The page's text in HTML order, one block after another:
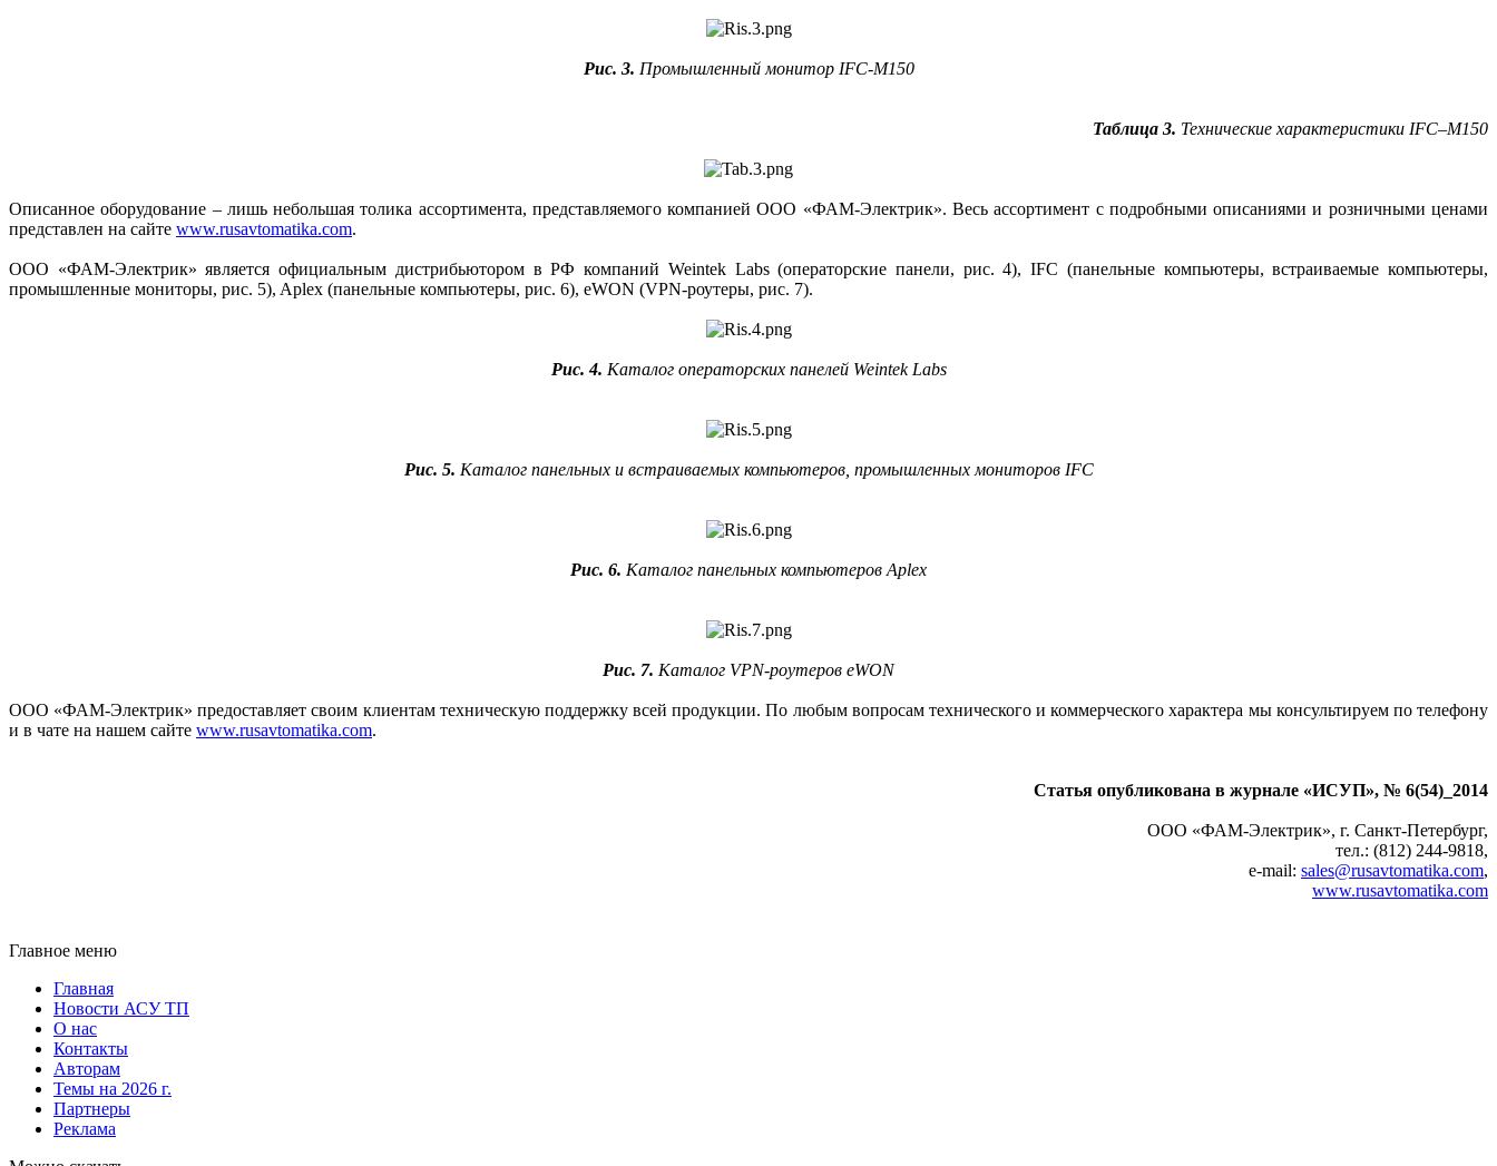
Рис. 3. Промышленный монитор IFC-M150
Таблица 3. Технические характеристики IFC–M150
Описанное оборудование – лишь небольшая толика ассортимента, представляемого компанией ООО «ФАМ-Электрик». Весь ассортимент с подробными описаниями и розничными ценами
представлен на сайте www.rusavtomatika.com.
ООО «ФАМ-Электрик» является официальным дистрибьютором в РФ компаний Weintek Labs (операторские панели, рис. 4), IFC (панельные компьютеры, встраиваемые компьютеры,
промышленные мониторы, рис. 5), Aplex (панельные компьютеры, рис. 6), eWON (VPN-роутеры, рис. 7).
Рис. 4. Каталог операторских панелей Weintek Labs
Рис. 5. Каталог панельных и встраиваемых компьютеров, промышленных мониторов IFC
Рис. 6. Каталог панельных компьютеров Aplex
Рис. 7. Каталог VPN-роутеров eWON
ООО «ФАМ-Электрик» предоставляет своим клиентам техническую поддержку всей продукции. По любым вопросам технического и коммерческого характера мы консультируем по телефону
и в чате на нашем сайте www.rusavtomatika.com.
Статья опубликована в журнале «ИСУП», № 6(54)_2014
ООО «ФАМ-Электрик», г. Санкт-Петербург,
тел.: (812) 244-9818,
e‑mail: sales@rusavtomatika.com,
www.rusavtomatika.com
Главное меню
Главная
Новости АСУ ТП
О нас
Контакты
Авторам
Темы на 2026 г.
Партнеры
Реклама